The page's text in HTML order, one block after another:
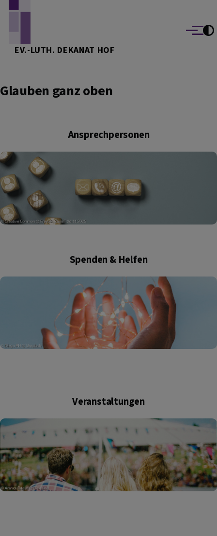
EV.-LUTH. DEKANAT HOF
Menü
Glauben ganz oben
Ansprechpersonen
Spenden & Helfen
Veranstaltungen